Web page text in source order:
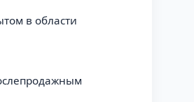
в области